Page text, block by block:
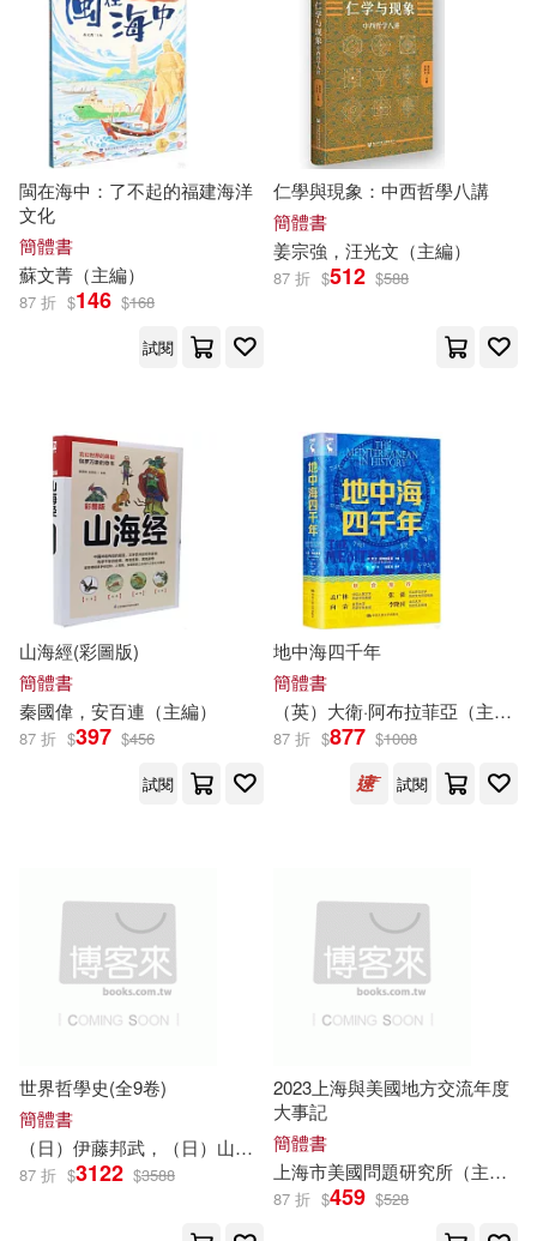
客家委員會(9)
尉曉榕（主編）(9) 張世祥(9)
張德明(9) 張志遠(9)
張海文 等（主編）(9)
木多康昭(9) 本社(9)
肖林（主編）(9)
茆榮華（主編）(9) 詹TJ(9)
趙敦華（主編）(9)
開平青年發展基金會(9)
青佐のり(9) 風車編輯群(9)
PRESTIGE DIGITAL BOOK SERIE
Studio Ghibli(8)
プレステージ出版（写真集）(8)
兩＠財富自由大學 校長(8)
文物出版社(56)
中信出版社(55)
光明日報出版社(54)
人民美術出版社(53)
上海遠東出版社(52)
長江文藝出版社(52)
上海大學出版社(51)
中國華僑出版社(51)
華夏出版社(51)
團結出版社(49)
上海科學技術文獻出版社(48)
新疆青少年出版社(48)
經濟科學出版社(47)
閩在海中：了不起的福建海洋
文化
簡體書
蘇文菁（主編）
87 折 $146 $168
試閱
仁學與現象：中西哲學八講
簡體書
姜宗強，汪光文（主編）
87 折 $512 $588
山海經(彩圖版)
簡體書
秦國偉，安百連（主編）
87 折 $397 $456
試閱
地中海四千年
簡體書
（英）大衛·阿布拉菲亞（主編
87 折 $877 $1008
試閱
世界哲學史(全9卷)
簡體書
（日）伊藤邦武，（日）山內志朗，（日）中島隆博，（日）納富信留（
87 折 $3122 $3588
2023上海與美國地方交流年度
大事記
簡體書
上海市美國問題研究所（主編
87 折 $459 $528